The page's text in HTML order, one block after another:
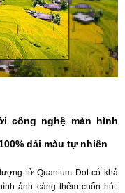
công nghệ màn hình
dải màu tự nhiên
tử Quantum Dot có khả
ảnh càng thêm cuốn hút.